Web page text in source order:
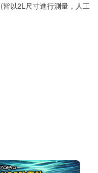
以2L尺寸進行測量，人工